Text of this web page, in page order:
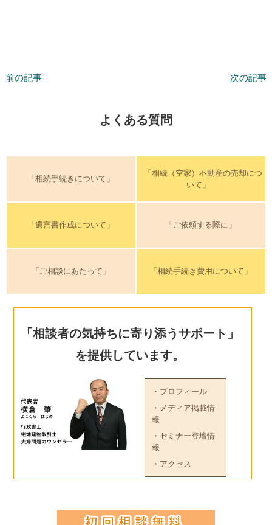
前の記事 次の記事
よくある質問
「相続手続きについて」
「相続（空家）不動産の売却につ
いて」
「遺言書作成について」 「ご依頼する際に」
「ご相談にあたって」 「相続手続き費用について」
「相談者の気持ちに寄り添うサポート」
を提供しています。
・プロフィール
・メディア掲載情
報
・セミナー登壇情
報
・アクセス